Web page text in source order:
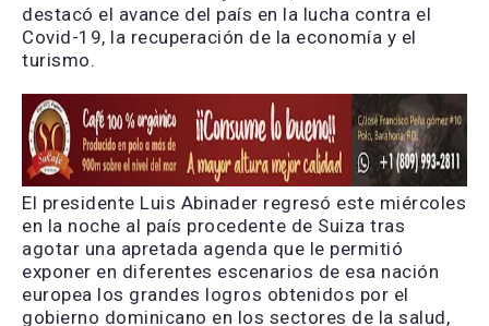
destacó el avance del país en la lucha contra el
Covid-19, la recuperación de la economía y el
turismo.
El presidente Luis Abinader regresó este miércoles
en la noche al país procedente de Suiza tras
agotar una apretada agenda que le permitió
exponer en diferentes escenarios de esa nación
europea los grandes logros obtenidos por el
gobierno dominicano en los sectores de la salud,